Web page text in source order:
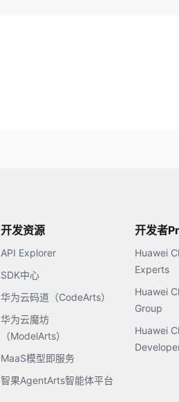
开发资源
API Explorer
SDK中心
华为云码道（CodeArts）
华为云魔坊
（ModelArts）
MaaS模型即服务
智果AgentArts智能体平台
开发者
Huawei
Experts
Huawei
Group
Huawei